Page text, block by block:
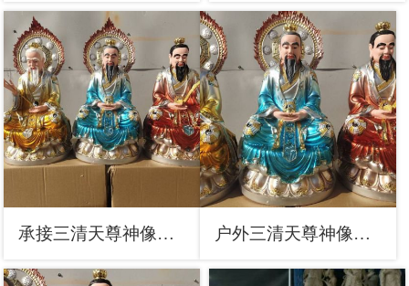
承接三清天尊神像，寺庙神像，仿铜三清天尊神像定做 户外三清天尊神像工厂，彩绘工艺效果，寺庙三清天尊神像厂家